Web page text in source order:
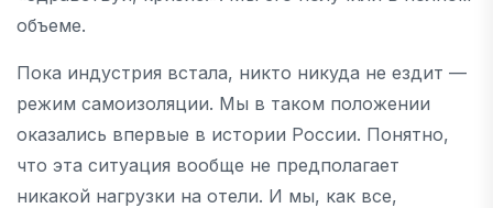
объеме.
Пока индустрия встала, никто никуда не ездит —
режим самоизоляции. Мы в таком положении
оказались впервые в истории России. Понятно,
что эта ситуация вообще не предполагает
никакой нагрузки на отели. И мы, как все,